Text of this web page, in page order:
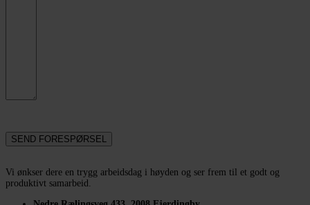
Vi ønkser dere en trygg arbeidsdag i høyden og ser frem til et godt og
produktivt samarbeid.